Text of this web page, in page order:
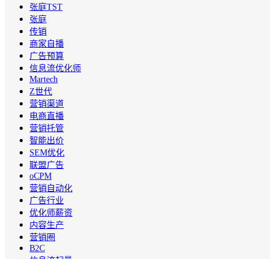
张庭TST
张庭
传销
商家自播
广告预算
信息流优化师
Martech
Z世代
营销渠道
电商直播
营销托管
智能出价
SEM优化
联盟广告
oCPM
营销自动化
广告行业
优化师薪资
内容生产
营销圈
B2C